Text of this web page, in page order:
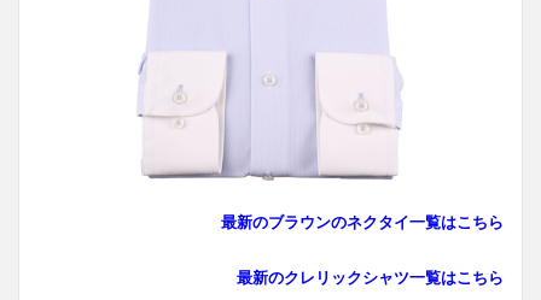
最新のブラウンのネクタイ一覧はこちら
最新のクレリックシャツ一覧はこちら